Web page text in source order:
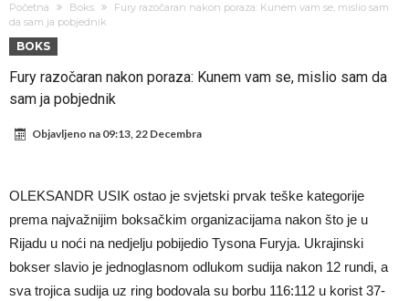
Đani Infantino uzvraća udarac, ko ga je sve podržao do sada?
Manchester City pronašao idealnu zamjenu za Rodrija
Samo dva fudbalska velikana uspjela su ostvariti “nemoguće”! Jedan
Rafael Leao dobio novu ponudu iz Turske
U Firenci poludili za Mastantounom
Početna Boks
Fury razočaran nakon poraza: Kunem vam se, mislio sam
da sam ja pobjednik
BOKS
Fury razočaran nakon poraza: Kunem vam se, mislio sam da
sam ja pobjednik
Objavljeno na 09:13, 22 Decembra
OLEKSANDR USIK ostao je svjetski prvak teške kategorije
prema najvažnijim boksačkim organizacijama nakon što je u
Rijadu u noći na nedjelju pobijedio Tysona Furyja. Ukrajinski
bokser slavio je jednoglasnom odlukom sudija nakon 12 rundi, a
sva trojica sudija uz ring bodovala su borbu 116:112 u korist 37-